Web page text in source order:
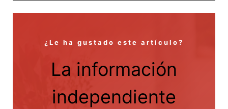
¿Le ha gustado este artículo?
La información
independiente